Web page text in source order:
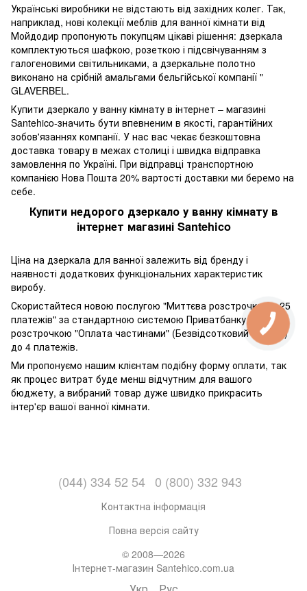
Українські виробники не відстають від західних колег. Так,
наприклад, нові колекції меблів для ванної кімнати від
Мойдодир пропонують покупцям цікаві рішення: дзеркала
комплектуються шафкою, розеткою і підсвічуванням з
галогеновими світильниками, а дзеркальне полотно
виконано на срібній амальгами бельгійської компанії "
GLAVERBEL.
Купити дзеркало у ванну кімнату в інтернет – магазині
Santehico-значить бути впевненим в якості, гарантійних
зобов'язаннях компанії. У нас вас чекає безкоштовна
доставка товару в межах столиці і швидка відправка
замовлення по Україні. При відправці транспортною
компанією Нова Пошта 20% вартості доставки ми беремо на
себе.
Купити недорого дзеркало у ванну кімнату в
інтернет магазині Santehico
Ціна на дзеркала для ванної залежить від бренду і
наявності додаткових функціональних характеристик
виробу.
Скористайтеся новою послугою "Миттєва розстрочка до 25
платежів" за стандартною системою Приватбанку або
розстрочкою "Оплата частинами" (Безвідсотковий кредит)
до 4 платежів.
Ми пропонуємо нашим клієнтам подібну форму оплати, так
як процес витрат буде менш відчутним для вашого
бюджету, а вибраний товар дуже швидко прикрасить
інтер'єр вашої ванної кімнати.
(044) 334 52 54 0 (800) 332 943
Контактна інформація
Повна версія сайту
© 2008—2026
Інтернет-магазин Santehico.com.ua